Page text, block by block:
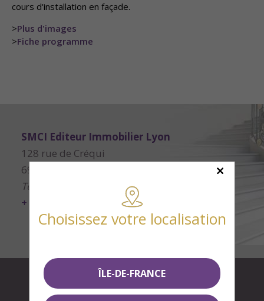
cours d'installation en façade.
>Plus d'images
>Fiche programme
Choisissez votre localisation
ÎLE-DE-FRANCE
SMCI Editeur Immobilier Lyon
128 rue de Créqui
69006 Lyon
Tél.
+ d'infos
Informations